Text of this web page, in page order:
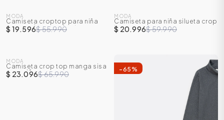
-65%
MODA
Camiseta croptop para niña
manga sisa con abertura en
laterales
$ 19.596$ 55.990
-65%
MODA
Camiseta para niña silueta crop
top
$ 20.996$ 59.990
-65%
MODA
Camiseta crop top manga sisa
para niña
$ 23.096$ 65.990
-65 %